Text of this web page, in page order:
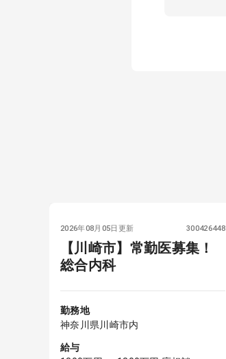
2026年08月05日更新 300426448
【川崎市】常勤医募集！
総合内科
勤務地
神奈川県川崎市内
給与